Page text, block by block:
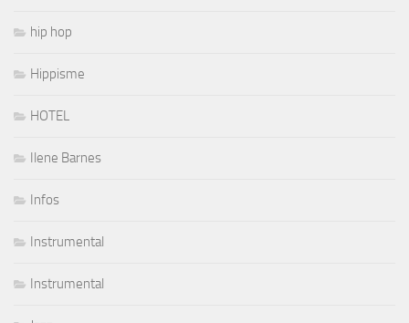
hip hop
Hippisme
HOTEL
Ilene Barnes
Infos
Instrumental
Instrumental